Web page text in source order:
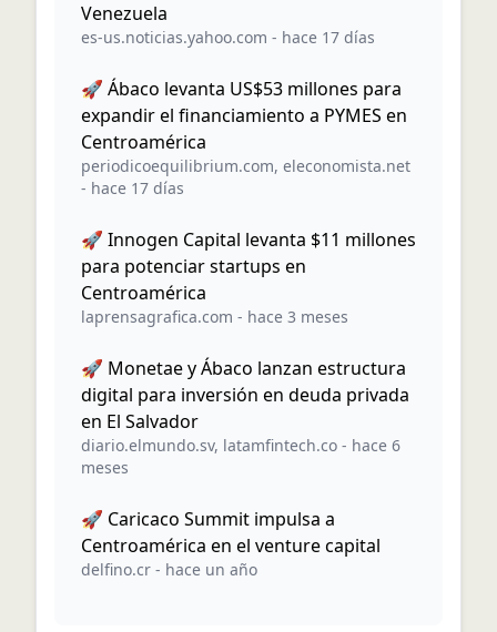
Venezuela
es-us.noticias.yahoo.com - hace 17 días
🚀 Ábaco levanta US$53 millones para
expandir el financiamiento a PYMES en
Centroamérica
periodicoequilibrium.com, eleconomista.net
- hace 17 días
🚀 Innogen Capital levanta $11 millones
para potenciar startups en
Centroamérica
laprensagrafica.com - hace 3 meses
🚀 Monetae y Ábaco lanzan estructura
digital para inversión en deuda privada
en El Salvador
diario.elmundo.sv, latamfintech.co - hace 6
meses
🚀 Caricaco Summit impulsa a
Centroamérica en el venture capital
delfino.cr - hace un año